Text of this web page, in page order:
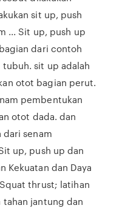
sit up, push
... Sit up, push up
dari contoh
sit up adalah
otot bagian perut.
pembentukan
otot dada. dan
senam
up, push up dan
Kekuatan dan Daya
thrust; latihan
jantung dan